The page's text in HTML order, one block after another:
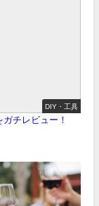
DIY・工具
チレビュー！